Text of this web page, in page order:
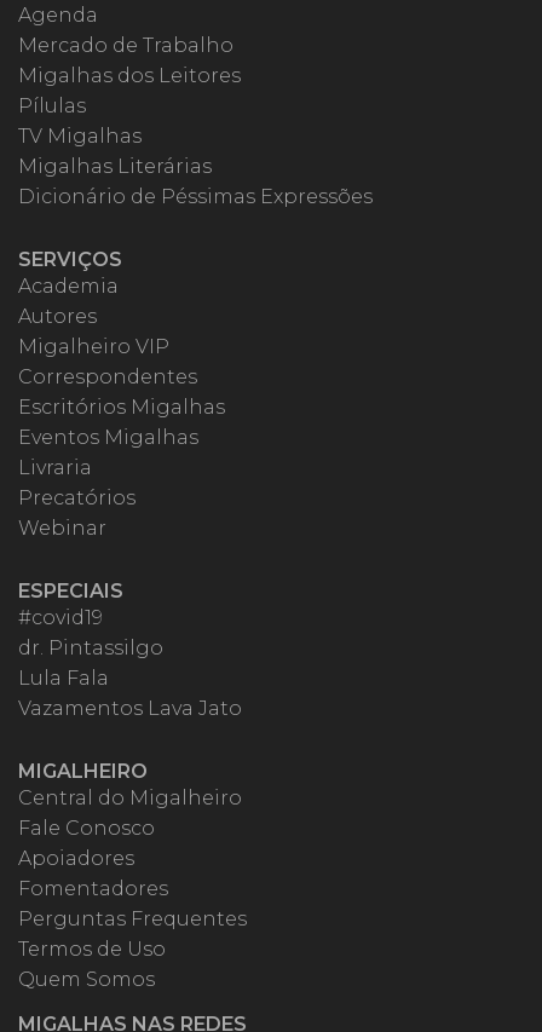
Agenda
Mercado de Trabalho
Migalhas dos Leitores
Pílulas
TV Migalhas
Migalhas Literárias
Dicionário de Péssimas Expressões
SERVIÇOS
Academia
Autores
Migalheiro VIP
Correspondentes
Escritórios Migalhas
Eventos Migalhas
Livraria
Precatórios
Webinar
ESPECIAIS
#covid19
dr. Pintassilgo
Lula Fala
Vazamentos Lava Jato
MIGALHEIRO
Central do Migalheiro
Fale Conosco
Apoiadores
Fomentadores
Perguntas Frequentes
Termos de Uso
Quem Somos
MIGALHAS NAS REDES